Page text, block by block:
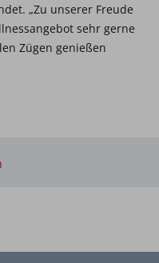
„Zu unserer Freude
sehr gerne
Zügen genießen